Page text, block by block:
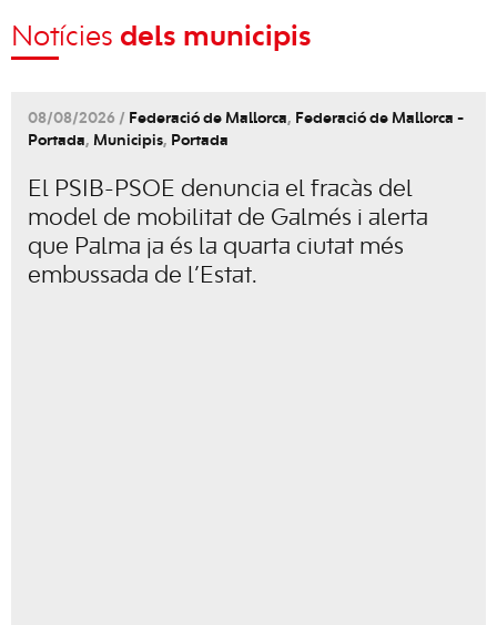
Notícies dels municipis
08/08/2026 / Federació de Mallorca, Federació de Mallorca -
Portada, Municipis, Portada
El PSIB-PSOE denuncia el fracàs del
model de mobilitat de Galmés i alerta
que Palma ja és la quarta ciutat més
embussada de l’Estat.